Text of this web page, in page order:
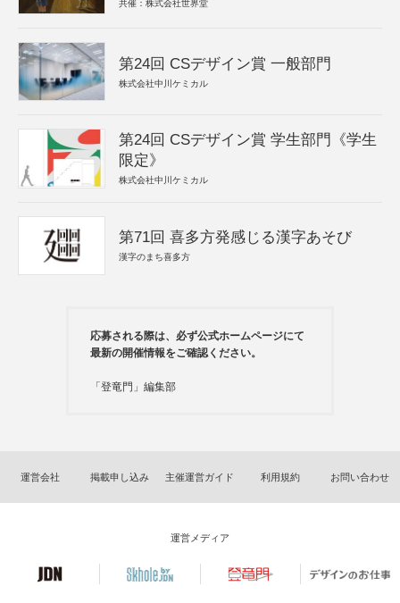
共催：株式会社世界堂
第24回 CSデザイン賞 一般部門
株式会社中川ケミカル
第24回 CSデザイン賞 学生部門《学生
限定》
株式会社中川ケミカル
第71回 喜多方発感じる漢字あそび
漢字のまち喜多方
応募される際は、必ず公式ホームページにて
最新の開催情報をご確認ください。
「登竜門」編集部
運営会社 掲載申し込み 主催運営ガイド 利用規約 お問い合わせ
運営メディア